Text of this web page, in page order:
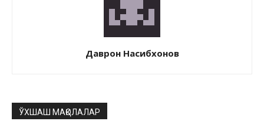
Даврон Насибхонов
ЎХШАШ МАҚОЛАЛАР